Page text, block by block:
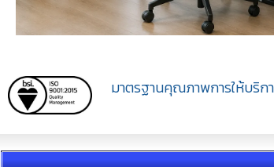
มาตรฐานคุณภาพการให้บริกา